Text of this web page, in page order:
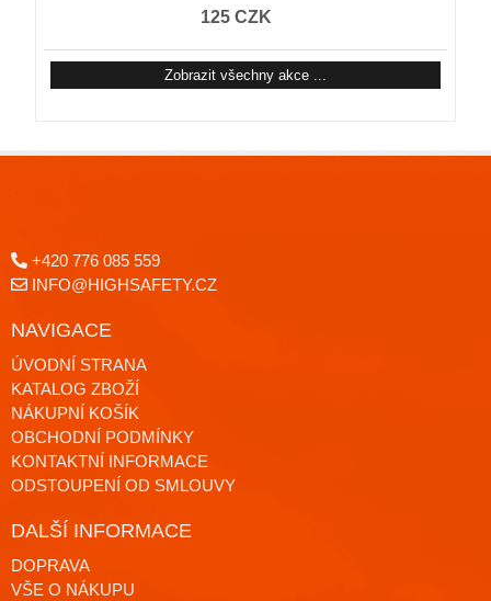
125 CZK
Zobrazit všechny akce ...
+420 776 085 559
INFO@HIGHSAFETY.CZ
NAVIGACE
ÚVODNÍ STRANA
KATALOG ZBOŽÍ
NÁKUPNÍ KOŠÍK
OBCHODNÍ PODMÍNKY
KONTAKTNÍ INFORMACE
ODSTOUPENÍ OD SMLOUVY
DALŠÍ INFORMACE
DOPRAVA
VŠE O NÁKUPU